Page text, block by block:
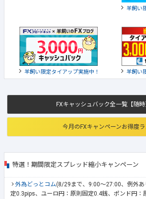
FXキャッシュバック全一覧【随時
今月のFXキャンペーンお得度ラ
特選！期間限定スプレッド縮小キャンペーン
外為どっとコム(8/29まで、9:00～27:00、例外あ
定0.3pips、ユーロ円：原則固定0.4銭、ポンド円：
羊飼い
羊飼い限定タイアップ実施中！ 羊飼い